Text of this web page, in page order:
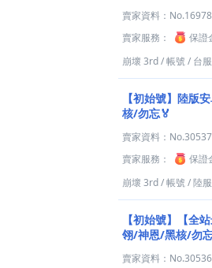
賣家資料：
賣家服務：
保證
崩壞 3rd/帳號/ 台服
【初始號】陸版
核/勿忘🏅
賣家資料：
賣家服務：
保證
崩壞 3rd/帳號/陸服
【初始號】【全
翎/神恩/黑核/勿
賣家資料：